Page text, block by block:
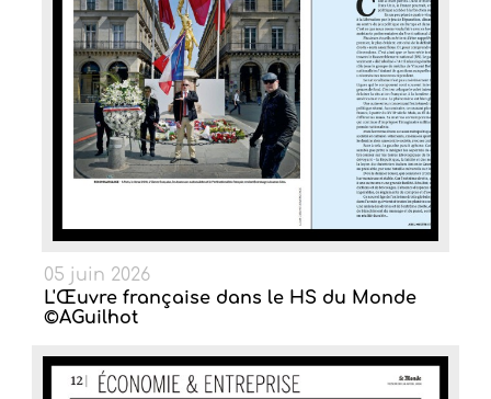
05 juin 2026
L'Œuvre française dans le HS du Monde
©AGuilhot